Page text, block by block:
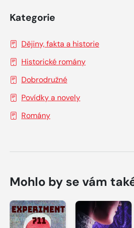
Kategorie
Dějiny, fakta a historie
Historické romány
Dobrodružné
Povídky a novely
Romány
Mohlo by se vám